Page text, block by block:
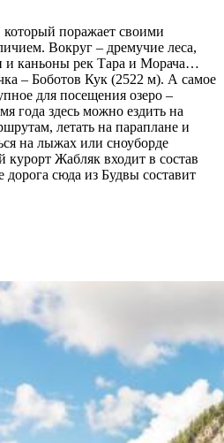
поражает своими
Вокруг – дремучие леса,
и каньоны рек Тара и Морача…
– Боботов Кук (2522 м). А самое
для посещения озеро –
года здесь можно ездить на
летать на параплане и
на лыжах или сноуборде
Жабляк входит в состав
сюда из Будвы составит